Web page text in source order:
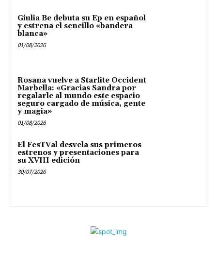
Giulia Be debuta su Ep en español
y estrena el sencillo «bandera
blanca»
01/08/2026
Rosana vuelve a Starlite Occident
Marbella: «Gracias Sandra por
regalarle al mundo este espacio
seguro cargado de música, gente
y magia»
01/08/2026
El FesTVal desvela sus primeros
estrenos y presentaciones para
su XVIII edición
30/07/2026